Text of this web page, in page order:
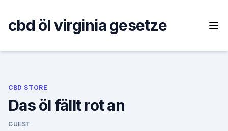
content
cbd öl virginia gesetze
CBD STORE
Das öl fällt rot an
GUEST